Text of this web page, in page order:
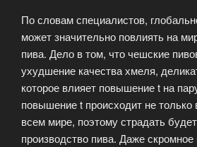
По словам специалистов,
может значительно повлиять на
пива. Дело в том, что чешские
ухудшение качества хмеля,
которое влияет повышение t на
повышение t происходит не только
всем мире, поэтому страдать
производство пива. Даже скромное